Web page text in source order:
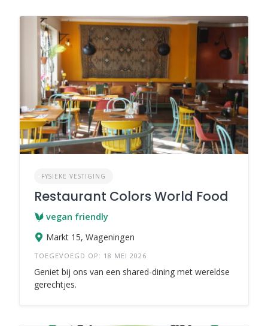
FYSIEKE VESTIGING
Restaurant Colors World Food
vegan friendly
Markt 15, Wageningen
TOEGEVOEGD OP: 18 MEI 2026
Geniet bij ons van een shared-dining met wereldse
gerechtjes.